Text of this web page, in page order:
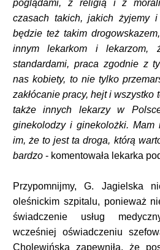
poglądami, z religią i z
czasach takich, jakich żyjemy
będzie też takim
innym lekarkom i lekarzom,
standardami, praca zgodnie z
nas kobiety, to nie tylko
zakłócanie pracy, hejt i wszystko
także innych lekarzy w
ginekolodzy i ginekolożki. Mam
im, że to jest ta droga, którą
bardzo- komentowała lekarka
Przypomnijmy, G. Jagielska
oleśnickim szpitalu, ponieważ
świadczenie usług
wcześniej oświadczeniu
Cholewińska zapewniła, że